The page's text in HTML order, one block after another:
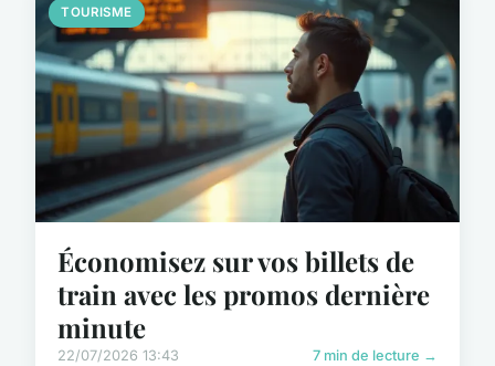
TOURISME
Économisez sur vos billets de
train avec les promos dernière
minute
22/07/2026 13:43 7 min de lecture →